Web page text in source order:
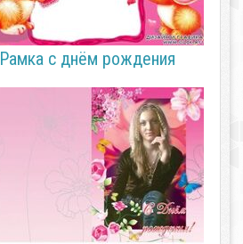
Рамка с днём рождения